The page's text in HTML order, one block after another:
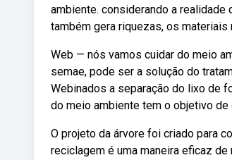
ambiente. considerando a
também gera riquezas, os
Web — nós vamos cuidar do meio
semae, pode ser a solução do
Webinados a separação do lixo de
do meio ambiente tem o objetivo
O projeto da árvore foi criado para
reciclagem é uma maneira eficaz